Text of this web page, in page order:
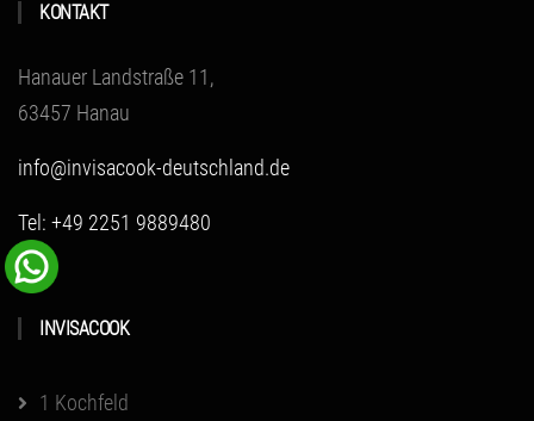
KONTAKT
Hanauer Landstraße 11,
63457 Hanau
info@invisacook-deutschland.de
Tel: +49 2251 9889480
INVISACOOK
1 Kochfeld